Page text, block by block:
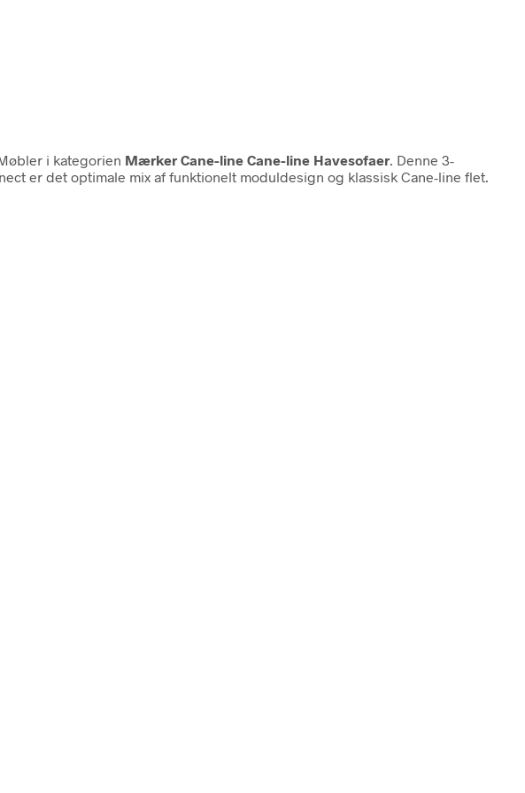
i kategorien Mærker Cane-line Cane-line Havesofaer . Denne 3-
er det optimale mix af funktionelt moduldesign og klassisk Cane-line flet.